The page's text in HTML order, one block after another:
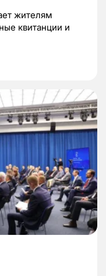
жителям
квитанции и